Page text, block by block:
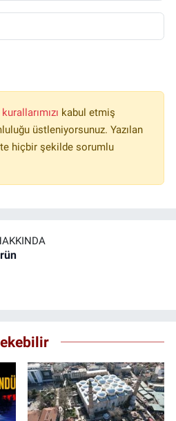
kabul etmiş
üstleniyorsunuz. Yazılan
hiçbir şekilde sorumlu